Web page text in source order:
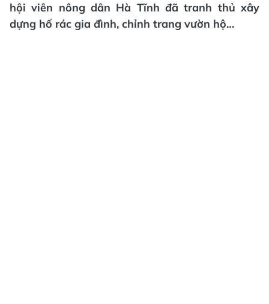
hội viên nông dân Hà Tĩnh đã tranh thủ xây
dựng hố rác gia đình, chỉnh trang vườn hộ…